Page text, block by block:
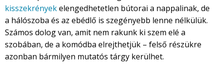
kisszekrényekelengedhetetlen bútorai a nappalinak, de
a hálószoba és az ebédlő is szegényebb lenne nélkülük.
Számos dolog van, amit nem rakunk ki szem elé a
szobában, de a komódba elrejthetjük – felső részükre
azonban bármilyen mutatós tárgy kerülhet.